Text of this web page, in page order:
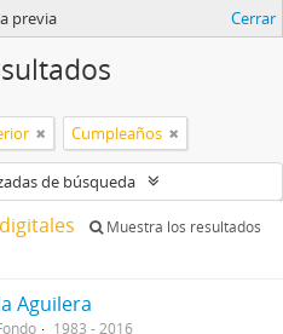
previa Cerrar
Cumpleaños
de búsqueda
Muestra los resultados
Aguilera
1983 - 2016